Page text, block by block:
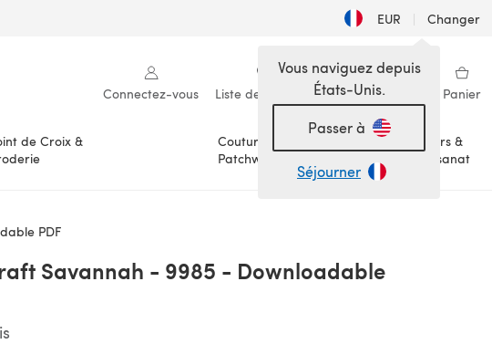
EUR | Changer
Connectez-vous Liste de souhaits Ma bibliothèque Panier
de Croix &
Couture &
Patchwork
Loisirs &
Artisanat
Vous naviguez depuis
États-Unis.
Passer à
Séjourner
PDF
Savannah - 9985 - Downloadable